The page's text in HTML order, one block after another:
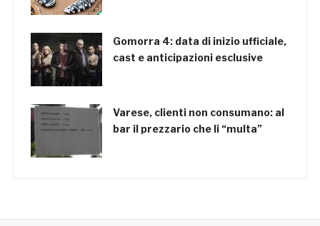
Gomorra 4: data di inizio ufficiale,
cast e anticipazioni esclusive
Varese, clienti non consumano: al
bar il prezzario che li “multa”